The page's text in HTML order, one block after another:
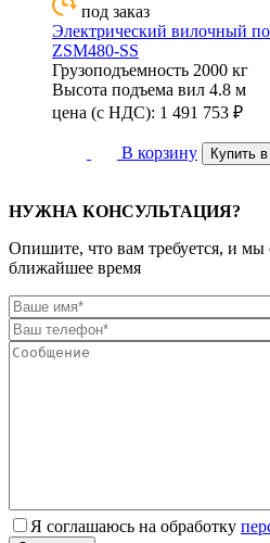
под заказ
Электрический вилочный
ZSM480-SS
Грузоподъемность 2000 кг
Высота подъема вил 4.8 м
цена (с НДС): 1 491 753 ₽
В корзину Купить
НУЖНА КОНСУЛЬТАЦИЯ?
Опишите, что вам требуется, и мы
ближайшее время
Я соглашаюсь на обработку